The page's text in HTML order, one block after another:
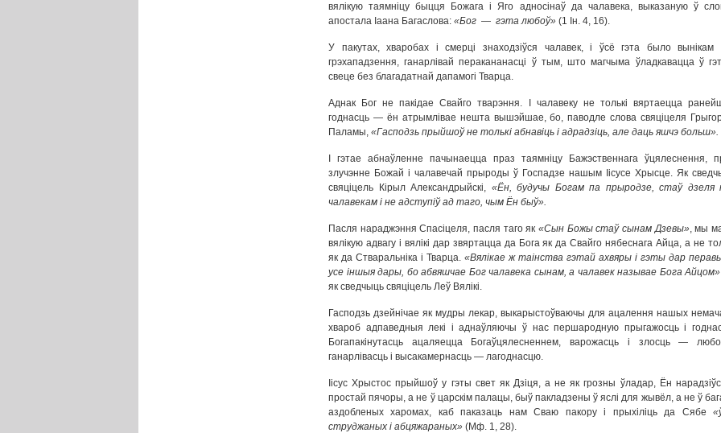
вялікую таямніцу быцця Божага і Яго адносінаў да чалавека, выказаную ў
апостала Іаана Багаслова: «Бог — гэта любоў» (1 Ін. 4, 16).
У пакутах, хваробах і смерці знаходзіўся чалавек, і ўсё гэта было вынікам
грэхападзення, ганарлівай перакананасці ў тым, што магчыма ўладкавацца ў
свеце без благадатнай дапамогі Тварца.
Аднак Бог не пакідае Свайго тварэння. І чалавеку не толькі вяртаецца
годнасць — ён атрымлівае нешта вышэйшае, бо, паводле слова свяціцеля
Паламы, «Гасподзь прыйшоў не толькі абнавіць і адрадзіць, але даць яшчэ больш».
І гэтае абнаўленне пачынаецца праз таямніцу Бажэственнага ўцялеснення,
злучэнне Божай і чалавечай прыроды ў Госпадзе нашым Іісусе Хрысце. Як
свяціцель Кірыл Александрыйскі, «Ён, будучы Богам па прыродзе, стаў дзеля
чалавекам і не адступіў ад таго, чым Ён быў».
Пасля нараджэння Спасіцеля, пасля таго як «Сын Божыстаўсынам Дзевы», мы
вялікую адвагу і вялікі дар звяртацца да Бога як да Свайго нябеснага Айца, а не
як да Стваральніка і Тварца. «Вялікае ж таінства гэтай ахвяры і гэты дар пера
усе іншыя дары, бо абвяшчае Бог чалавека сынам, а чалавек называе Бога Айцом»
як сведчыць свяціцель Леў Вялікі.
Гасподзь дзейнічае як мудры лекар, выкарыстоўваючы для ацалення нашых
хвароб адпаведныя лекі і аднаўляючы ў нас першародную прыгажосць і
Богапакінутасць ацаляецца Богаўцялесненнем, варожасць і злосць —
ганарлівасць і высакамернасць — лагоднасцю.
Іісус Хрыстос прыйшоў у гэты свет як Дзіця, а не як грозны ўладар, Ён
простай пячоры, а не ў царскім палацы, быў пакладзены ў яслі для жывёл, а не ў
аздобленых харомах, каб паказаць нам Сваю пакору і прыхіліць да Сябе «
струджаных і абцяжараных» (Мф. 1, 28).